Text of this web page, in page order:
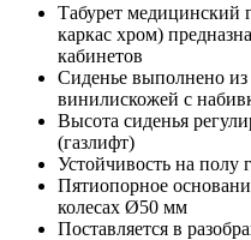
Табурет
каркас хром)
кабинетов
Сиденье выполнено из
винилискожей с
Высота сиденья
(газлифт)
Устойчивость на полу
Пятиопорное
колесах Ø50 мм
Поставляется в